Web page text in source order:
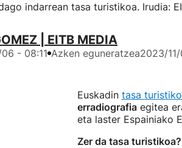
indarrean tasa turistikoa. Irudia:
| EITB MEDIA
- 08:11 Azken eguneratzea2023/
Euskadin tasa
erradiografiaegitea
eta laster Espainiako
Zer da tasa turistikoa?